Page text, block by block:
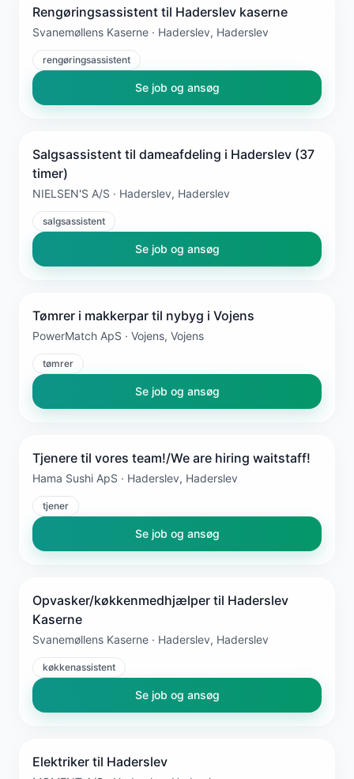
Rengøringsassistent til Haderslev kaserne
Svanemøllens Kaserne · Haderslev, Haderslev
rengøringsassistent
Se job og ansøg
Salgsassistent til dameafdeling i Haderslev (37
timer)
NIELSEN'S A/S · Haderslev, Haderslev
salgsassistent
Se job og ansøg
Tømrer i makkerpar til nybyg i Vojens
PowerMatch ApS · Vojens, Vojens
tømrer
Se job og ansøg
Tjenere til vores team!/We are hiring waitstaff!
Hama Sushi ApS · Haderslev, Haderslev
tjener
Se job og ansøg
Opvasker/køkkenmedhjælper til Haderslev
Kaserne
Svanemøllens Kaserne · Haderslev, Haderslev
køkkenassistent
Se job og ansøg
Elektriker til Haderslev